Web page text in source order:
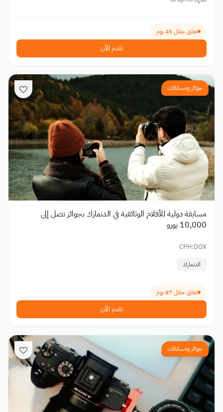
تغلق خلال 45 يوم
تقدم الآن
جوائز ومسابقات
مسابقة دولية للأفلام الوثائقية في الدنمارك بجوائز تصل إلى
10,000 يورو
CPH:DOX
الدنمارك
تغلق خلال 87 يوم
تقدم الآن
جوائز ومسابقات